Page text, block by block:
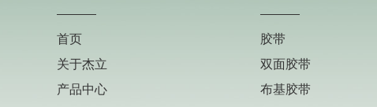
首页
关于杰立
产品中心
胶带
双面胶带
布基胶带